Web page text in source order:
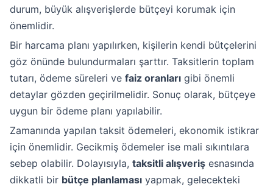
durum, büyük alışverişlerde bütçeyi korumak için
önemlidir.
Bir harcama planı yapılırken, kişilerin kendi bütçelerini
göz önünde bulundurmaları şarttır. Taksitlerin toplam
tutarı, ödeme süreleri ve faiz oranları gibi önemli
detaylar gözden geçirilmelidir. Sonuç olarak, bütçeye
uygun bir ödeme planı yapılabilir.
Zamanında yapılan taksit ödemeleri, ekonomik istikrar
için önemlidir. Gecikmiş ödemeler ise mali sıkıntılara
sebep olabilir. Dolayısıyla, taksitli alışveriş esnasında
dikkatli bir bütçe planlaması yapmak, gelecekteki